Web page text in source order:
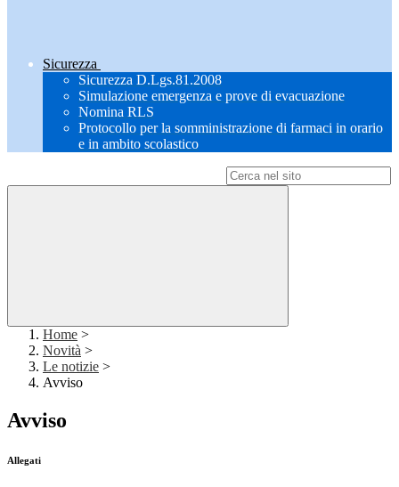
Sicurezza
Sicurezza D.Lgs.81.2008
Simulazione emergenza e prove di evacuazione
Nomina RLS
Protocollo per la somministrazione di farmaci in orario
e in ambito scolastico
Home >
Novità >
Le notizie >
Avviso
Avviso
Allegati